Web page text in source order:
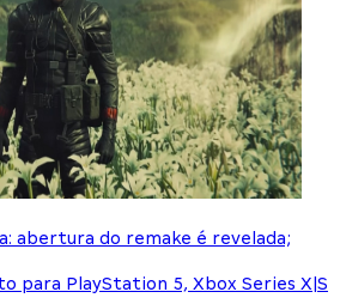
abertura do remake é revelada;
para PlayStation 5, Xbox Series X|S